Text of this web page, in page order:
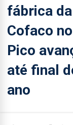
fábrica da
Cofaco no
Pico
até final
ano